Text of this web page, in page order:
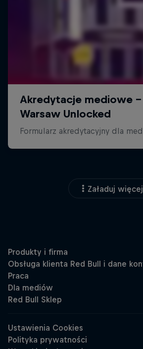
Załaduj więcej